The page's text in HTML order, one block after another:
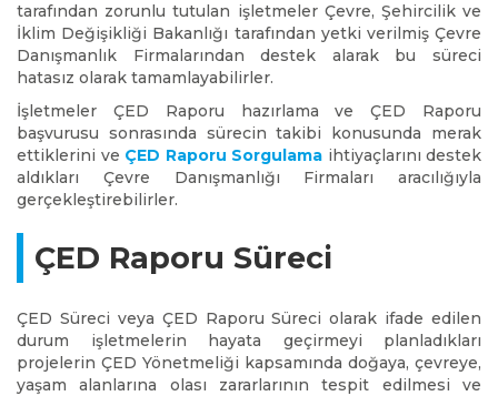
tarafından zorunlu tutulan işletmeler Çevre, Şehircilik ve
İklim Değişikliği Bakanlığı tarafından yetki verilmiş Çevre
Danışmanlık Firmalarından destek alarak bu süreci
hatasız olarak tamamlayabilirler.
İşletmeler ÇED Raporu hazırlama ve ÇED Raporu
başvurusu sonrasında sürecin takibi konusunda merak
ettiklerini ve ÇED Raporu Sorgulama ihtiyaçlarını destek
aldıkları Çevre Danışmanlığı Firmaları aracılığıyla
gerçekleştirebilirler.
ÇED Raporu Süreci
ÇED Süreci veya ÇED Raporu Süreci olarak ifade edilen
durum işletmelerin hayata geçirmeyi planladıkları
projelerin ÇED Yönetmeliği kapsamında doğaya, çevreye,
yaşam alanlarına olası zararlarının tespit edilmesi ve